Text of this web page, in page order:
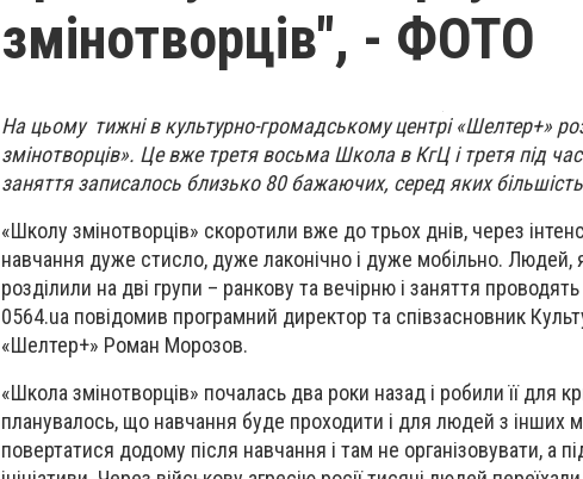
змінотворців", - ФОТО
На цьому тижні в культурно-громадському центрі «Шелтер+»
змінотворців». Це вже третя восьма Школа в КгЦ і третя під
заняття записалось близько 80 бажаючих, серед яких
«Школу змінотворців» скоротили вже до трьох днів, через
навчання дуже стисло, дуже лаконічно і дуже мобільно. Людей,
розділили на дві групи – ранкову та вечірню і заняття
0564.ua повідомив програмний директор та співзасновник
«Шелтер+» Роман Морозов.
«Школа змінотворців» почалась два роки назад і робили її для
планувалось, що навчання буде проходити і для людей з інших
повертатися додому після навчання і там не організовувати, а